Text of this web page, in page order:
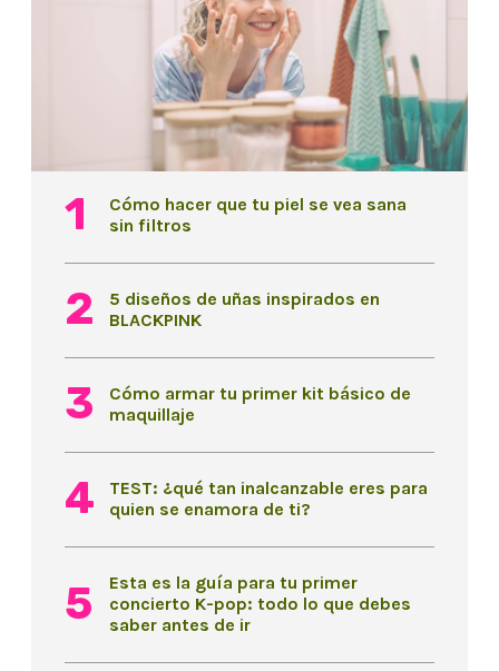
Cómo hacer que tu piel se vea sana
sin filtros
5 diseños de uñas inspirados en
BLACKPINK
Cómo armar tu primer kit básico de
maquillaje
TEST: ¿qué tan inalcanzable eres para
quien se enamora de ti?
Esta es la guía para tu primer
concierto K-pop: todo lo que debes
saber antes de ir